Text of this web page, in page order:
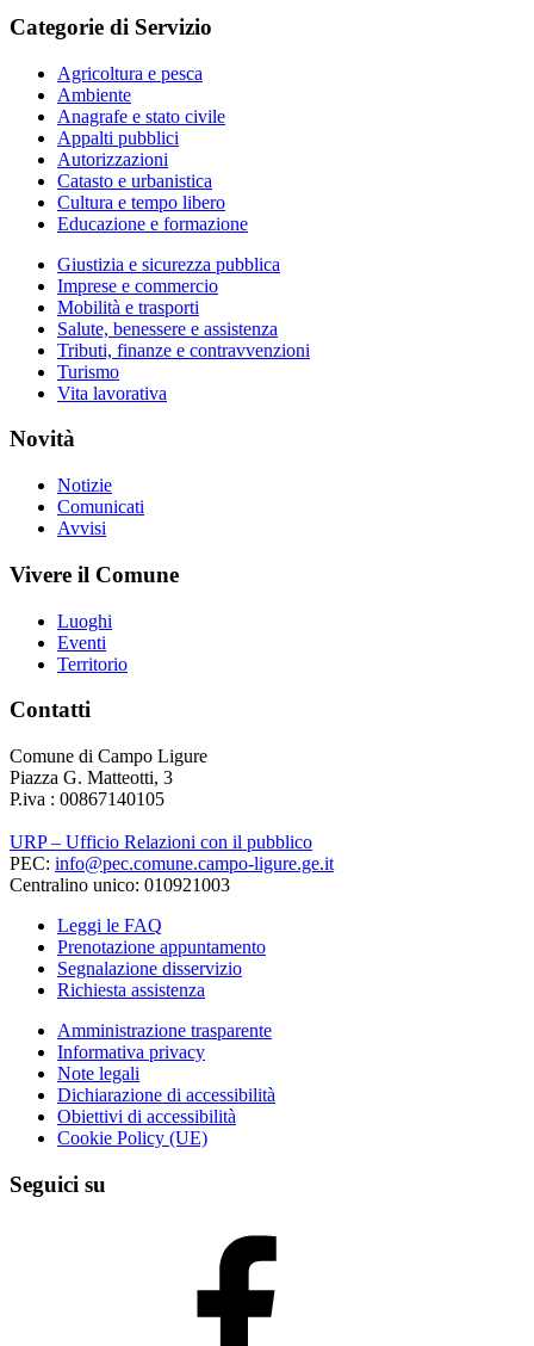
Categorie di Servizio
Agricoltura e pesca
Ambiente
Anagrafe e stato civile
Appalti pubblici
Autorizzazioni
Catasto e urbanistica
Cultura e tempo libero
Educazione e formazione
Giustizia e sicurezza pubblica
Imprese e commercio
Mobilità e trasporti
Salute, benessere e assistenza
Tributi, finanze e contravvenzioni
Turismo
Vita lavorativa
Novità
Notizie
Comunicati
Avvisi
Vivere il Comune
Luoghi
Eventi
Territorio
Contatti
Comune di Campo Ligure
Piazza G. Matteotti, 3
P.iva : 00867140105
URP – Ufficio Relazioni con il pubblico
PEC: info@pec.comune.campo-ligure.ge.it
Centralino unico: 010921003
Leggi le FAQ
Prenotazione appuntamento
Segnalazione disservizio
Richiesta assistenza
Amministrazione trasparente
Informativa privacy
Note legali
Dichiarazione di accessibilità
Obiettivi di accessibilità
Cookie Policy (UE)
Seguici su